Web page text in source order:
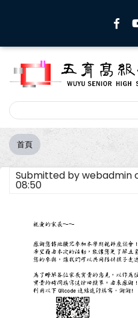
內
Search
Search
導
航
連
結
首頁
Submitted bywebadmin
08:50